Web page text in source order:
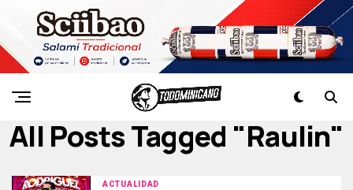
All Posts Tagged "raulin"
ACTUALIDAD